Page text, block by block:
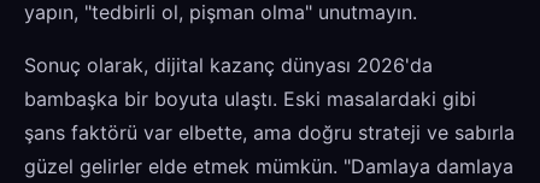
yapın, "tedbirli ol, pişman olma" unutmayın.
Sonuç olarak, dijital kazanç dünyası 2026'da
bambaşka bir boyuta ulaştı. Eski masalardaki gibi
şans faktörü var elbette, ama doğru strateji ve sabırla
güzel gelirler elde etmek mümkün. "Damlaya damlaya